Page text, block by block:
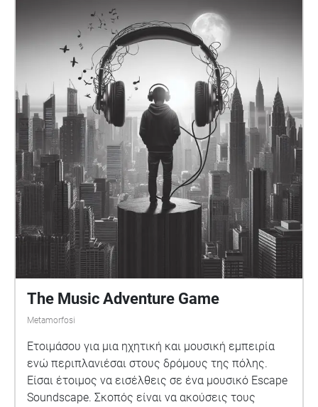
The Music Adventure Game
Metamorfosi
Ετοιμάσου για μια ηχητική και μουσική εμπειρία
ενώ περιπλανιέσαι στους δρόμους της πόλης.
Είσαι έτοιμος να εισέλθεις σε ένα μουσικό Escape
Soundscape. Σκοπός είναι να ακούσεις τους